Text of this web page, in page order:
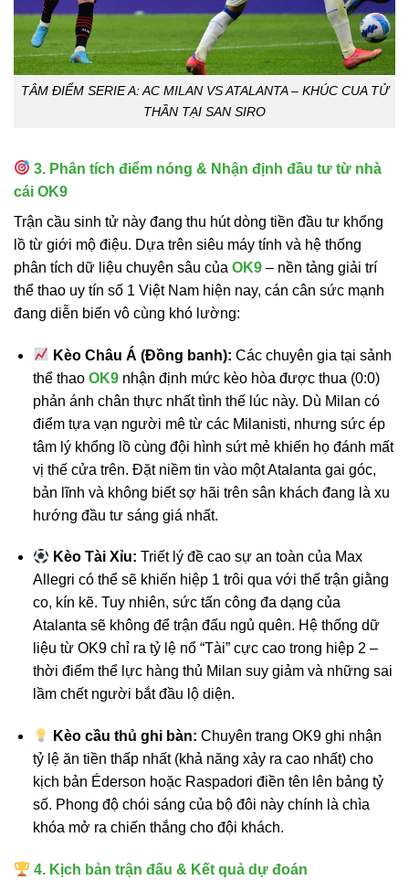
TÂM ĐIỂM SERIE A: AC MILAN VS ATALANTA – KHÚC CUA TỬ
THẦN TẠI SAN SIRO
3. Phân tích điểm nóng & Nhận định đầu tư từ nhà
cái OK9
Trận cầu sinh tử này đang thu hút dòng tiền đầu tư khổng
lồ từ giới mộ điệu. Dựa trên siêu máy tính và hệ thống
phân tích dữ liệu chuyên sâu của OK9 – nền tảng giải trí
thể thao uy tín số 1 Việt Nam hiện nay, cán cân sức mạnh
đang diễn biến vô cùng khó lường:
Kèo Châu Á (Đồng banh): Các chuyên gia tại sảnh
thể thao OK9nhận định mức kèo hòa được thua (0:0)
phản ánh chân thực nhất tình thế lúc này. Dù Milan có
điểm tựa vạn người mê từ các Milanisti, nhưng sức ép
tâm lý khổng lồ cùng đội hình sứt mẻ khiến họ đánh mất
vị thế cửa trên. Đặt niềm tin vào một Atalanta gai góc,
bản lĩnh và không biết sợ hãi trên sân khách đang là xu
hướng đầu tư sáng giá nhất.
Kèo Tài Xỉu: Triết lý đề cao sự an toàn của Max
Allegri có thể sẽ khiến hiệp 1 trôi qua với thế trận giằng
co, kín kẽ. Tuy nhiên, sức tấn công đa dạng của
Atalanta sẽ không để trận đấu ngủ quên. Hệ thống dữ
liệu từ OK9 chỉ ra tỷ lệ nổ “Tài” cực cao trong hiệp 2 –
thời điểm thể lực hàng thủ Milan suy giảm và những sai
lầm chết người bắt đầu lộ diện.
Kèo cầu thủ ghi bàn: Chuyên trang OK9 ghi nhận
tỷ lệ ăn tiền thấp nhất (khả năng xảy ra cao nhất) cho
kịch bản Éderson hoặc Raspadori điền tên lên bảng tỷ
số. Phong độ chói sáng của bộ đôi này chính là chìa
khóa mở ra chiến thắng cho đội khách.
4. Kịch bản trận đấu & Kết quả dự đoán